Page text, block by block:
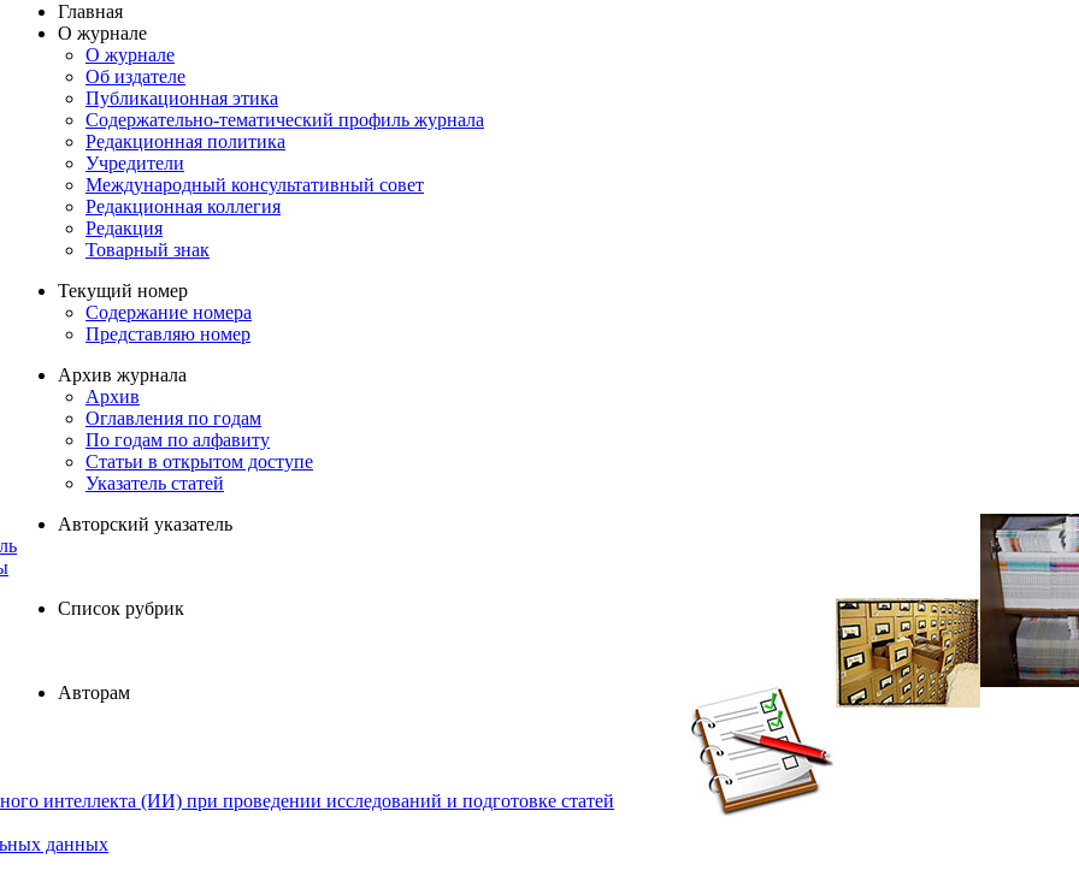
Главная
О журнале
О журнале
Об издателе
Публикационная этика
Содержательно-тематический профиль журнала
Редакционная политика
Учредители
Международный консультативный совет
Редакционная коллегия
Редакция
Товарный знак
Текущий номер
Содержание номера
Представляю номер
Архив журнала
Архив
Оглавления по годам
По годам по алфавиту
Статьи в открытом доступе
Указатель статей
Авторский указатель
Список рубрик
Авторам
интеллекта (ИИ) при проведении исследований и подготовке статей
данных